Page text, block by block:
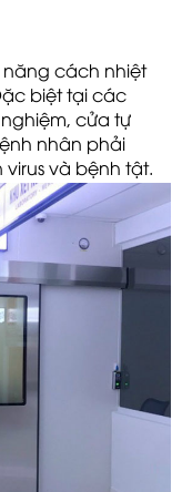
cách nhiệt
biệt tại các
cửa tự
nhân phải
và bệnh tật.